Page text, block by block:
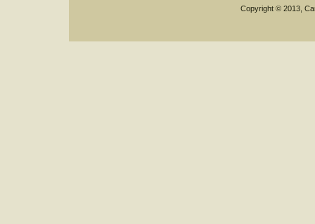
Copyright © 2013,